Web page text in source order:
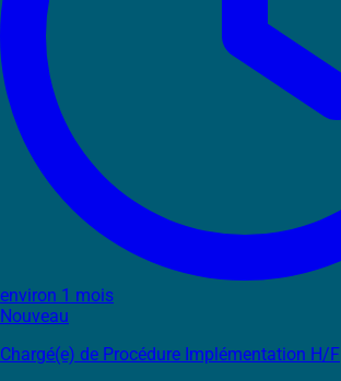
environ 1 mois
Nouveau
Chargé(e) de Procédure Implémentation H/F